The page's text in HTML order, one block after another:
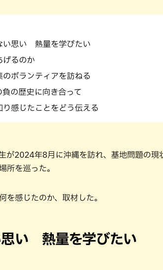
い思い 熱量を学びたい
げるのか
のボランティアを訪ねる
の歴史に向き合って
り感じたことをどう伝える
が2024年8月に沖縄を訪れ、基地問題の現
所を巡った。
を感じたのか、取材した。
思い 熱量を学びたい